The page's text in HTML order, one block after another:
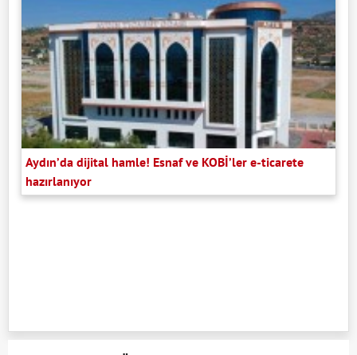
Aydın’da dijital hamle! Esnaf ve KOBİ’ler e-ticarete
hazırlanıyor